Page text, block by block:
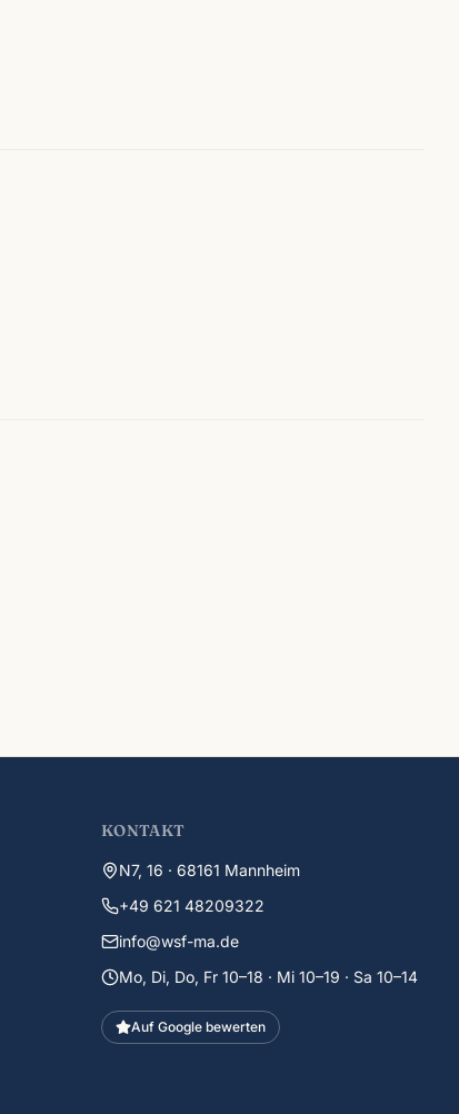
KONTAKT
N7, 16 · 68161 Mannheim
+49 621 48209322
info@wsf-ma.de
Mo, Di, Do, Fr 10–18 · Mi 10–19 · Sa 10–14
Auf Google bewerten